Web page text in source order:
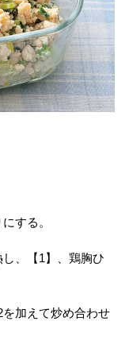
する。
し、【1】、鶏胸ひ
を加えて炒め合わせ